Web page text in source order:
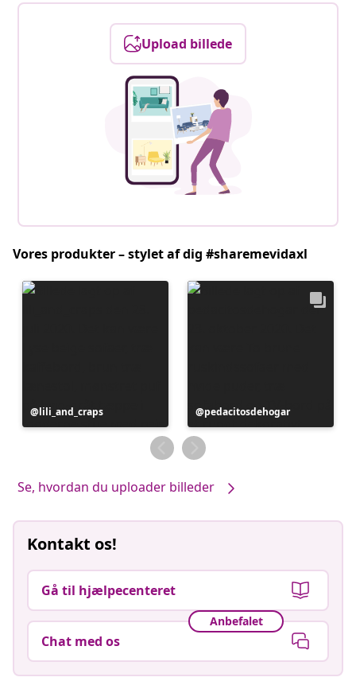
Upload billede
Vores produkter – stylet af dig #sharemevidaxl
Opslag
offentliggjort
lili_and_craps
Opslag
offentliggjort
af
pedacitosdehogar
Se, hvordan du uploader billeder
Kontakt os!
Gå til hjælpecenteret
Anbefalet
Chat med os